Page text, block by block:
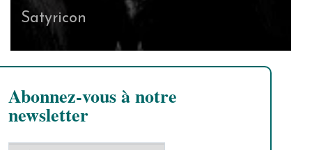
Satyricon
Abonnez-vous à notre
newsletter